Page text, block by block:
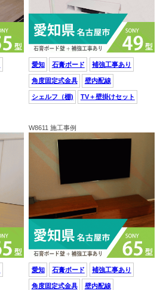
愛知 石膏ボード 補強工事あり
角度固定式金具 壁内配線
シェルフ（棚) TV＋壁掛けセット
W8611 施工事例
愛知 石膏ボード 補強工事あり
角度固定式金具 壁内配線